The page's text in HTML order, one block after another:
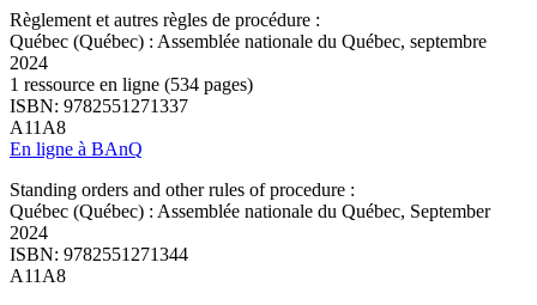
Règlement et autres règles de procédure :
Québec (Québec) : Assemblée nationale du Québec, septembre
2024
1 ressource en ligne (534 pages)
ISBN: 9782551271337
A11A8
En ligne à BAnQ
Standing orders and other rules of procedure :
Québec (Québec) : Assemblée nationale du Québec, September
2024
ISBN: 9782551271344
A11A8